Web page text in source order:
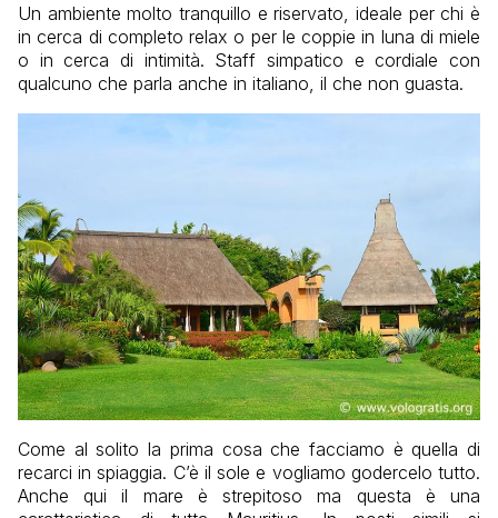
Un ambiente molto tranquillo e riservato, ideale per chi è
in cerca di completo relax o per le coppie in luna di miele
o in cerca di intimità. Staff simpatico e cordiale con
qualcuno che parla anche in italiano, il che non guasta.
Come al solito la prima cosa che facciamo è quella di
recarci in spiaggia. C’è il sole e vogliamo godercelo tutto.
Anche qui il mare è strepitoso ma questa è una